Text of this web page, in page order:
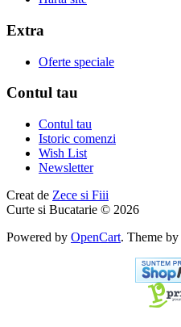
Extra
Oferte speciale
Contul tau
Contul tau
Istoric comenzi
Wish List
Newsletter
Creat de Zece si Fiii
Curte si Bucatarie © 2026
Powered by OpenCart. Theme by